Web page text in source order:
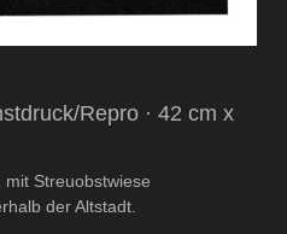
Repro · 42 cm x
Streuobstwiese
der Altstadt.